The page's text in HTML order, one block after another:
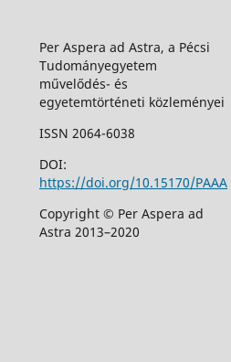
Per Aspera ad Astra, a Pécsi
Tudományegyetem
művelődés- és
egyetemtörténeti közleményei
ISSN 2064-6038
DOI:
https://doi.org/10.15170/PAAA
Copyright © Per Aspera ad
Astra 2013–2020